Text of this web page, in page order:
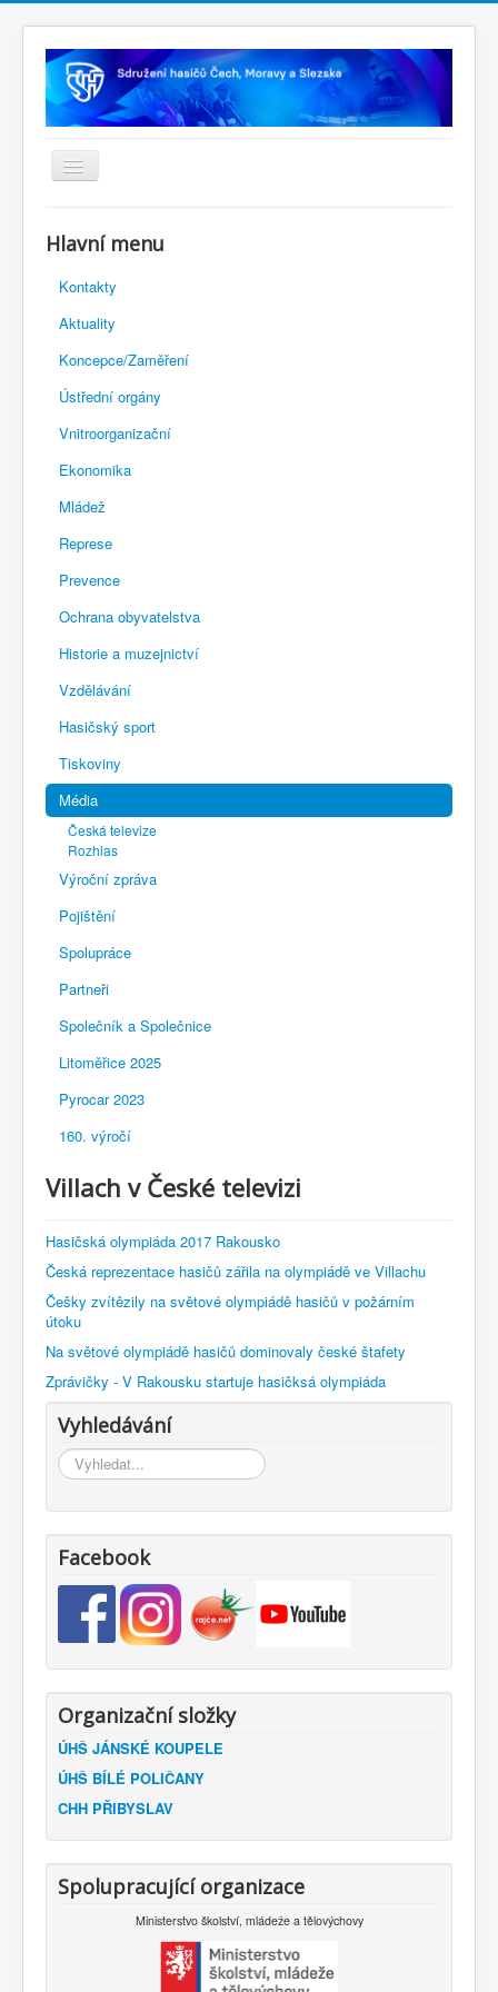
Rejstřík sportu
Novelizace Stanov SH ČMS
Plán činnosti 2026
Kalendář akcí
Výhody pro členy
Portál REDENOX
Hlavní menu
Kontakty
Aktuality
Koncepce/Zaměření
Ústřední orgány
Vnitroorganizační
Ekonomika
Mládež
Represe
Prevence
Ochrana obyvatelstva
Historie a muzejnictví
Vzdělávání
Hasičský sport
Tiskoviny
Média
Česká televize
Rozhlas
Výroční zpráva
Pojištění
Spolupráce
Partneři
Společník a Společnice
Litoměřice 2025
Pyrocar 2023
160. výročí
Villach v České televizi
Hasičská olympiáda 2017 Rakousko
Česká reprezentace hasičů zářila na olympiádě ve Villachu
Češky zvítězily na světové olympiádě hasičů v požárním
útoku
Na světové olympiádě hasičů dominovaly české štafety
Zprávičky - V Rakousku startuje hasičksá olympiáda
Vyhledávání
Vyhledávání...
Facebook
Organizační složky
ÚHŠ JÁNSKÉ KOUPELE
ÚHŠ BÍLÉ POLIČANY
CHH PŘIBYSLAV
Spolupracující organizace
Ministerstvo školství, mládeže a tělovýchovy